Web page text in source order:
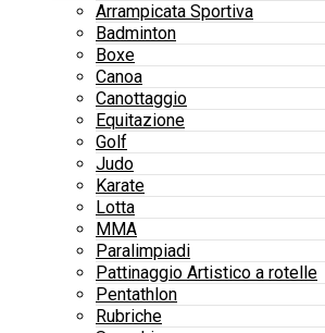
Arrampicata Sportiva
Badminton
Boxe
Canoa
Canottaggio
Equitazione
Golf
Judo
Karate
Lotta
MMA
Paralimpiadi
Pattinaggio Artistico a rotelle
Pentathlon
Rubriche